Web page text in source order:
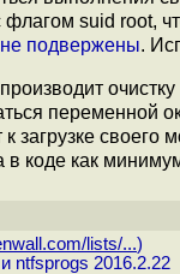
suid root,
не подвержены.
переменной
загрузке
в коде как
lists/...)
ntfsprogs 2016.2.22